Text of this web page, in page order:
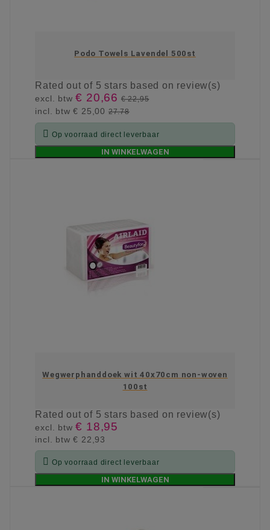
Podo Towels Lavendel 500st
Ratedout of 5 stars based on review(s)
excl. btw€ 20,66 € 22,95
incl. btw€ 25,00 27.78
 Op voorraad direct leverbaar
IN WINKELWAGEN
Wegwerphanddoek wit 40x70cm non-woven
100st
Ratedout of 5 stars based on review(s)
excl. btw€ 18,95
incl. btw€ 22,93
 Op voorraad direct leverbaar
IN WINKELWAGEN